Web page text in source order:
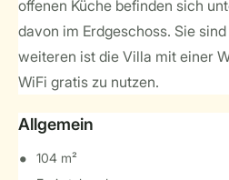
offenen Küche befinden sich
davon im Erdgeschoss. Sie
weiteren ist die Villa mit einer
WiFi gratis zu nutzen.
Allgemein
104 m²